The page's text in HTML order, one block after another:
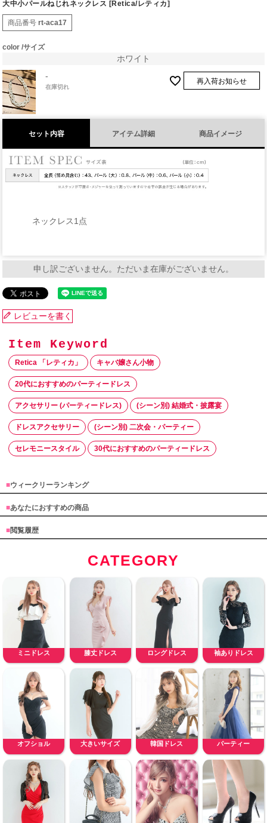
大中小パールねじれネックレス [Retica/レティカ]
商品番号 rt-aca17
color サイズ
ホワイト
-
在庫切れ
再入荷お知らせ
セット内容 アイテム詳細 商品イメージ
ネックレス1点
申し訳ございません。ただいま在庫がございません。
レビューを書く
Retica 「レティカ」 キャバ嬢さん小物
20代におすすめのパーティードレス
アクセサリー (パーティードレス) (シーン別) 結婚式・披露宴
ドレスアクセサリー (シーン別) 二次会・パーティー
セレモニースタイル 30代におすすめのパーティードレス
■ウィークリーランキング
■あなたにおすすめの商品
■閲覧履歴
CATEGORY
ミニドレス 膝丈ドレス ロングドレス 袖ありドレス
オフショル 大きいサイズ 韓国ドレス パーティー